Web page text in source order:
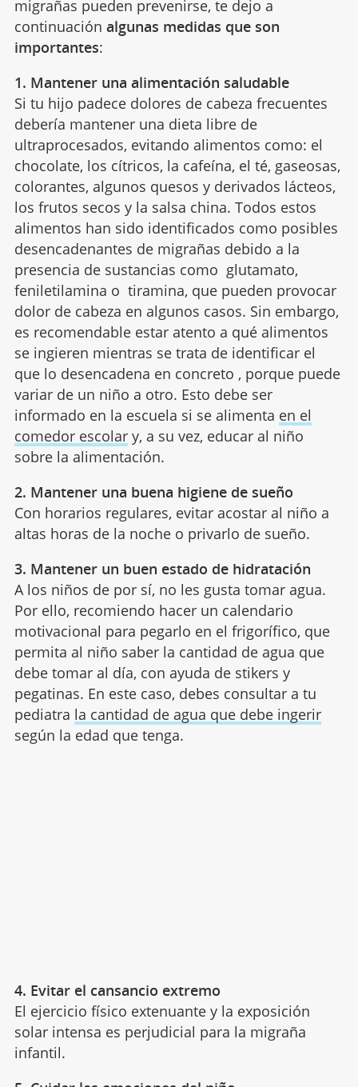
migrañas pueden prevenirse, te dejo a
continuación algunas medidas que son
importantes:
1. Mantener una alimentación saludable
Si tu hijo padece dolores de cabeza frecuentes
debería mantener una dieta libre de
ultraprocesados, evitando alimentos como: el
chocolate, los cítricos, la cafeína, el té, gaseosas,
colorantes, algunos quesos y derivados lácteos,
los frutos secos y la salsa china. Todos estos
alimentos han sido identificados como posibles
desencadenantes de migrañas debido a la
presencia de sustancias como glutamato,
feniletilamina o tiramina, que pueden provocar
dolor de cabeza en algunos casos. Sin embargo,
es recomendable estar atento a qué alimentos
se ingieren mientras se trata de identificar el
que lo desencadena en concreto , porque puede
variar de un niño a otro. Esto debe ser
informado en la escuela si se alimenta en el
comedor escolary, a su vez, educar al niño
sobre la alimentación.
2. Mantener una buena higiene de sueño
Con horarios regulares, evitar acostar al niño a
altas horas de la noche o privarlo de sueño.
3. Mantener un buen estado de hidratación
A los niños de por sí, no les gusta tomar agua.
Por ello, recomiendo hacer un calendario
motivacional para pegarlo en el frigorífico, que
permita al niño saber la cantidad de agua que
debe tomar al día, con ayuda de stikers y
pegatinas. En este caso, debes consultar a tu
pediatra la cantidad de agua que debe ingerir
según la edad que tenga.
4. Evitar el cansancio extremo
El ejercicio físico extenuante y la exposición
solar intensa es perjudicial para la migraña
infantil.